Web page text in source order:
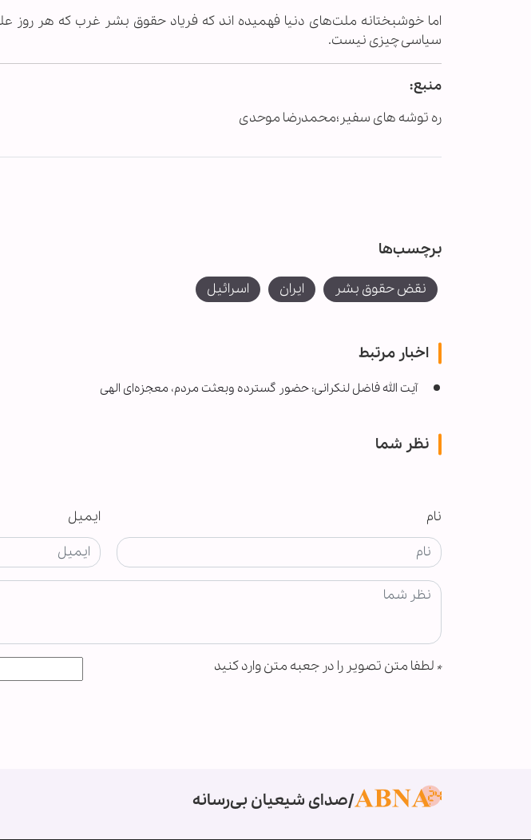
اما خوشبختانه ملت‌های دنیا فهمیده اند که فریاد حقوق بشر غرب که هر روز
سیاسی چیزی نیست.
منبع:
ره توشه های سفیر؛محمدرضا موحدی
برچسب‌ها
نقض حقوق بشر ایران اسرائیل
اخبار مرتبط
آیت الله فاضل لنکرانی: حضور گسترده وبعثت مردم، معجزه‌ای الهی
نظر شما
نام ایمیل
* لطفا متن تصویر را در جعبه متن وارد کنید
صدای شیعیان بی‌رسانه